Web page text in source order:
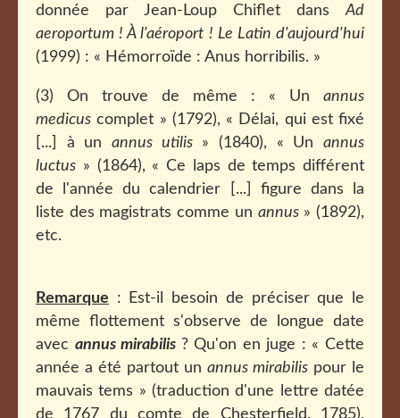
donnée par Jean-Loup Chiflet dansAd
aeroportum ! À l'aéroport ! Le Latin d'aujourd'hui
(1999) : « Hémorroïde : Anus horribilis. »
(3) On trouve de même : « Un annus
medicus complet » (1792), « Délai, qui est fixé
[...] à un annus utilis» (1840), « Unannus
luctus » (1864), « Ce laps de temps différent
de l'année du calendrier [...] figure dans la
liste des magistrats comme un annus» (1892),
etc.
Remarque : Est-il besoin de préciser que le
même flottement s'observe de longue date
avec annus mirabilis ? Qu'on en juge : « Cette
année a été partout un annus mirabilis pour le
mauvais tems » (traduction d'une lettre datée
de 1767 du comte de Chesterfield, 1785),